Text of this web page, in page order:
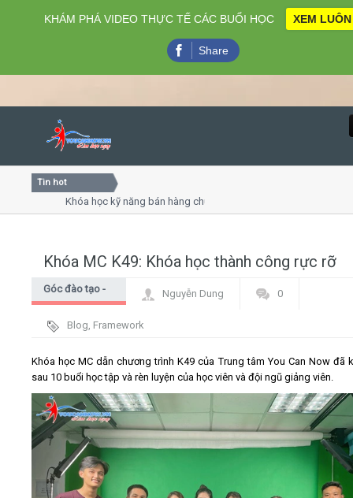
Home
Giới thiệu
Kiến thức
Liên hệ - Đăng ký
Tin hot
Khóa học kỹ năng bán hàng chuyên nghiệp X10 doanh số
Khóa MC K49: Khóa học thành công rực rỡ
Góc đào tạo -
Nguyễn Dung 0
Blog, Framework
Khóa học MC dẫn chương trình K49 của Trung tâm You Can Now đã
sau 10 buổi học tập và rèn luyện của học viên và đội ngũ giảng viên.
KHÁM PHÁ VIDEO THỰC TẾ CÁC BUỔI HỌC XEM LUÔN
Share